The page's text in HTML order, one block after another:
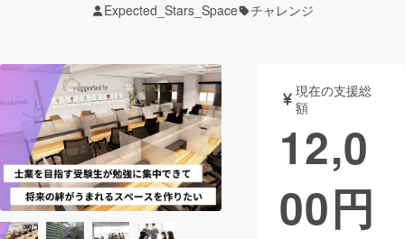
テクノロジー・ガジェット
映像・映画 書籍・雑誌
ビジネス・起業 チャレンジ
Expected_Stars_Space チャレンジ
現在の支援総
額
12,0
00円